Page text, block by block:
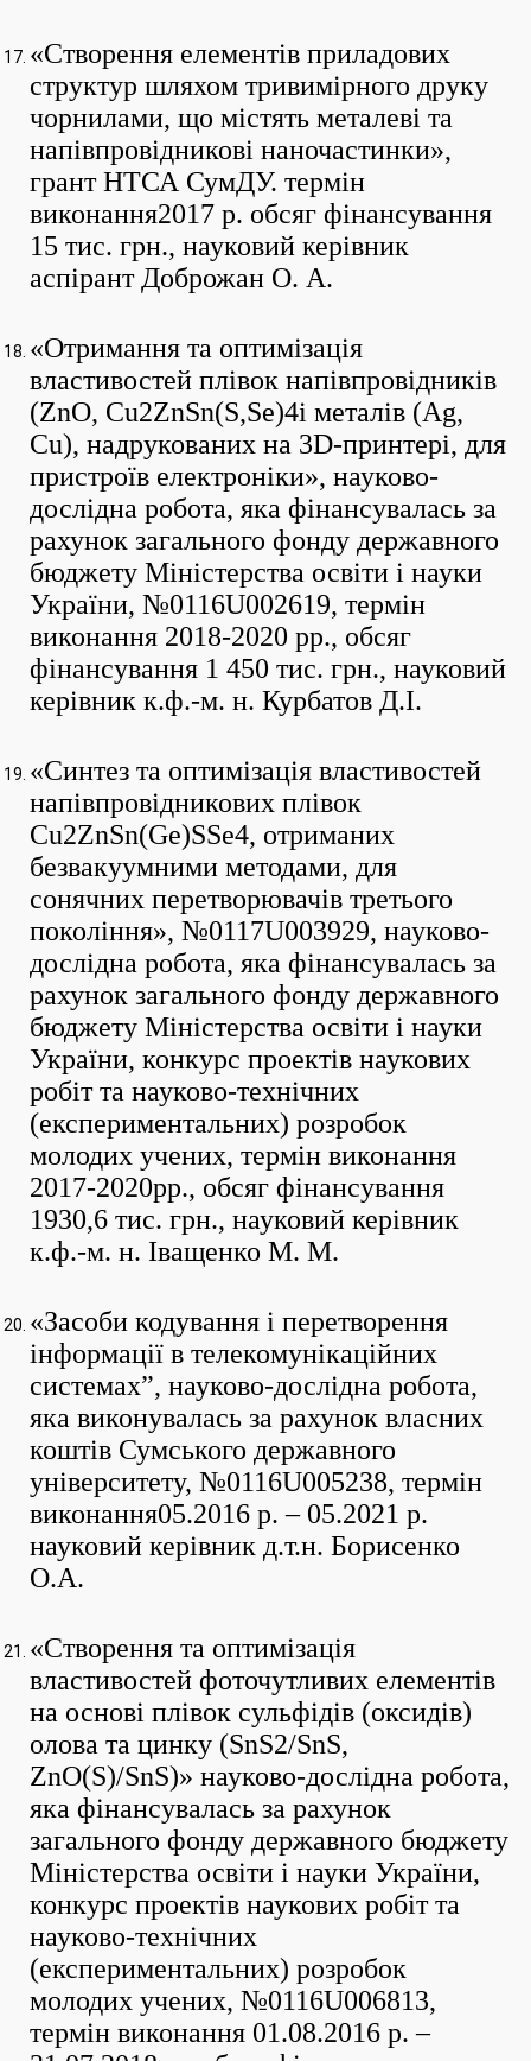
«Створення елементів приладових
структур шляхом тривимірного друку
чорнилами, що містять металеві та
напівпровідникові наночастинки»,
грант НТСА СумДУ. термін
виконання2017 р. обсяг фінансування
15 тис. грн., науковий керівник
аспірант Доброжан О. А.
«Отримання та оптимізація
властивостей плівок напівпровідників
(ZnO, Cu2ZnSn(S,Se)4і металів (Ag,
Cu), надрукованих на 3D-принтері, для
пристроїв електроніки», науково-
дослідна робота, яка фінансувалась за
рахунок загального фонду державного
бюджету Міністерства освіти і науки
України, №0116U002619, термін
виконання 2018-2020 рр., обсяг
фінансування 1 450 тис. грн., науковий
керівник к.ф.-м. н. Курбатов Д.І.
«Синтез та оптимізація властивостей
напівпровідникових плівок
Cu2ZnSn(Ge)SSe4, отриманих
безвакуумними методами, для
сонячних перетворювачів третього
покоління», №0117U003929, науково-
дослідна робота, яка фінансувалась за
рахунок загального фонду державного
бюджету Міністерства освіти і науки
України, конкурс проектів наукових
робіт та науково-технічних
(експериментальних) розробок
молодих учених, термін виконання
2017-2020рр., обсяг фінансування
1930,6 тис. грн., науковий керівник
к.ф.-м. н. Іващенко М. М.
«Засоби кодування і перетворення
інформації в телекомунікаційних
системах”, науково-дослідна робота,
яка виконувалась за рахунок власних
коштів Сумського державного
університету, №0116U005238, термін
виконання05.2016 р. – 05.2021 р.
науковий керівник д.т.н. Борисенко
О.А.
«Створення та оптимізація
властивостей фоточутливих елементів
на основі плівок сульфідів (оксидів)
олова та цинку (SnS2/SnS,
ZnO(S)/SnS)» науково-дослідна робота,
яка фінансувалась за рахунок
загального фонду державного бюджету
Міністерства освіти і науки України,
конкурс проектів наукових робіт та
науково-технічних
(експериментальних) розробок
молодих учених, №0116U006813,
термін виконання 01.08.2016 р. –